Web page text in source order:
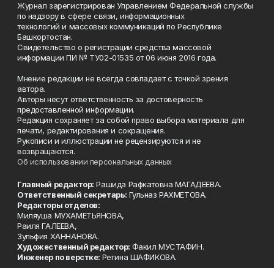
Журнал зарегистрирован Управлением Федеральной службы
по надзору в сфере связи, информационных
технологий и массовых коммуникаций по Республике
Башкортостан.
Свидетельство о регистрации средства массовой
информации ПИ № ТУ02-01535 от 06 июня 2016 года.
Мнение редакции не всегда совпадает с точкой зрения
автора.
Авторы несут ответственность за достоверность
предоставленной информации.
Редакция сохраняет за собой право выбора материала для
печати, редактирования и сокращения.
Рукописи и иллюстрации не рецензируются и не
возвращаются.
Об использовании персональных данных
Главный редактор: Рашида Рафкатовна МАГАДЕЕВА.
Ответственный секретарь: Гульназ РАХМЕТОВА.
Редакторы отделов:
Миляуша МУХАМЕТЬЯНОВА,
Раиля ГАЛЕЕВА,
Зульфия ХАННАНОВА.
Художественный редактор: Факил МУСТАФИН.
Инженер по верстке: Регина ШАФИКОВА.